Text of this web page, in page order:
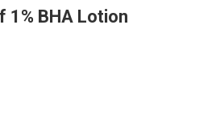
1% BHA Lotion